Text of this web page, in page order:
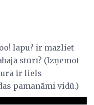
lapu? ir mazliet
stūrī? (Izņemot
ir liels
pamanāmi vidū.)